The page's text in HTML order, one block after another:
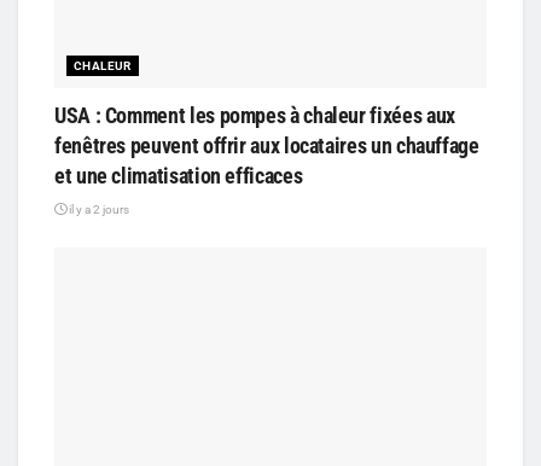
CHALEUR
USA : Comment les pompes à chaleur fixées aux
fenêtres peuvent offrir aux locataires un chauffage
et une climatisation efficaces
il y a 2 jours